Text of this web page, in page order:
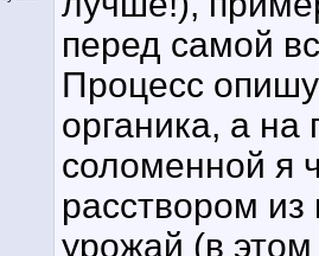
перед самой
Процесс опишу
органика, а на
соломенной я
расствором из
урожай (в